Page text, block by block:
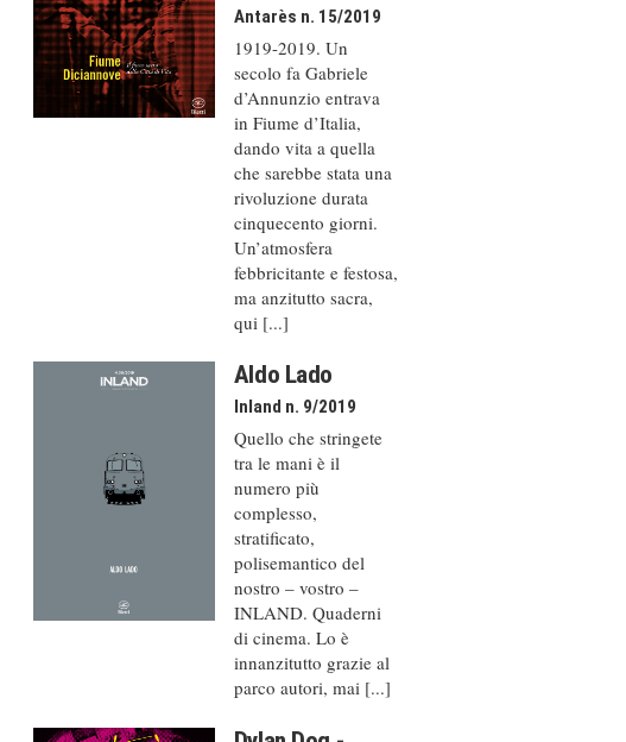
Antarès n. 15/2019
1919-2019. Un
secolo fa Gabriele
d’Annunzio entrava
in Fiume d’Italia,
dando vita a quella
che sarebbe stata una
rivoluzione durata
cinquecento giorni.
Un’atmosfera
febbricitante e festosa,
ma anzitutto sacra,
qui [...]
Aldo Lado
Inland n. 9/2019
Quello che stringete
tra le mani è il
numero più
complesso,
stratificato,
polisemantico del
nostro – vostro –
INLAND. Quaderni
di cinema. Lo è
innanzitutto grazie al
parco autori, mai [...]